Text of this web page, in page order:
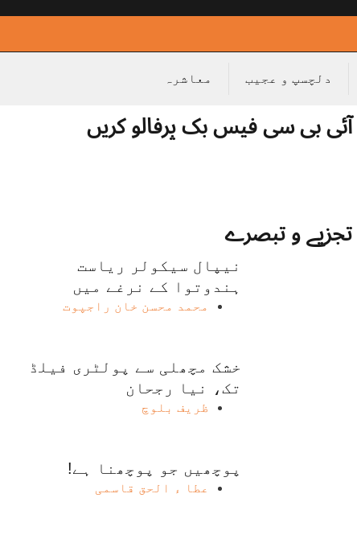
دلچسپ و عجیب معاشرہ
آئی بی سی فیس بک پرفالو کریں
تجزیے و تبصرے
نیپال سیکولر ریاست
ہندوتوا کے نرغے میں
محمد محسن خان راجپوت
خشک مچھلی سے پولٹری فیلڈ
تک، نیا رجحان
ظریف بلوچ
پوچھیں جو پوچھنا ہے!
عطا ء الحق قاسمی